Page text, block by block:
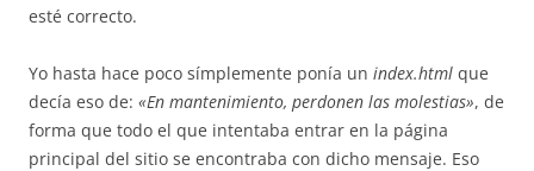
esté correcto.
Yo hasta hace poco símplemente ponía un index.html que
decía eso de: «En mantenimiento, perdonen las molestias», de
forma que todo el que intentaba entrar en la página
principal del sitio se encontraba con dicho mensaje. Eso